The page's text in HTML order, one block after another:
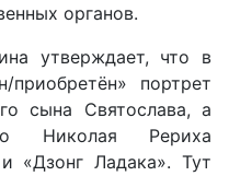
органов.
утверждает, что в
портрет
сына Святослава, а
Николая Рериха
«Дзонг Ладака». Тут